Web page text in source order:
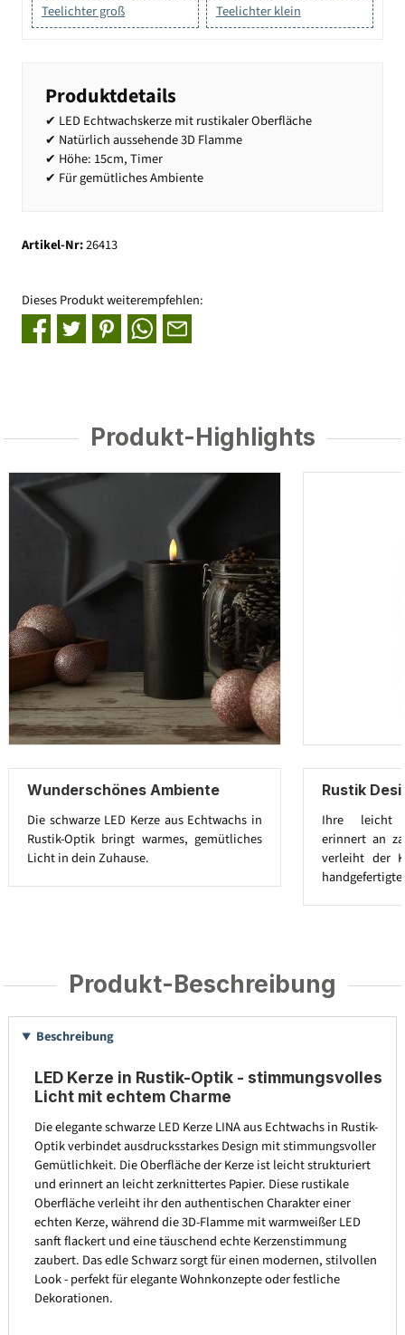
Teelichter groß Teelichter klein
Produktdetails
✔ LED Echtwachskerze mit rustikaler Oberfläche
✔ Natürlich aussehende 3D Flamme
✔ Höhe: 15cm, Timer
✔ Für gemütliches Ambiente
Artikel-Nr:26413
Dieses Produkt weiterempfehlen:
Produkt-Highlights
Wunderschönes Ambiente
Die schwarze LED Kerze aus Echtwachs in
Rustik-Optik bringt warmes, gemütliches
Licht in dein Zuhause.
Rustik
Ihre leicht
erinnert an
verleiht der
Produkt-Beschreibung
Beschreibung
LED Kerze in Rustik-Optik - stimmungsvolles
Licht mit echtem Charme
Die elegante schwarze LED Kerze LINA aus Echtwachs in Rustik-
Optik verbindet ausdrucksstarkes Design mit stimmungsvoller
Gemütlichkeit. Die Oberfläche der Kerze ist leicht strukturiert
und erinnert an leicht zerknittertes Papier. Diese rustikale
Oberfläche verleiht ihr den authentischen Charakter einer
echten Kerze, während die 3D-Flamme mit warmweißer LED
sanft flackert und eine täuschend echte Kerzenstimmung
zaubert. Das edle Schwarz sorgt für einen modernen, stilvollen
Look - perfekt für elegante Wohnkonzepte oder festliche
Dekorationen.